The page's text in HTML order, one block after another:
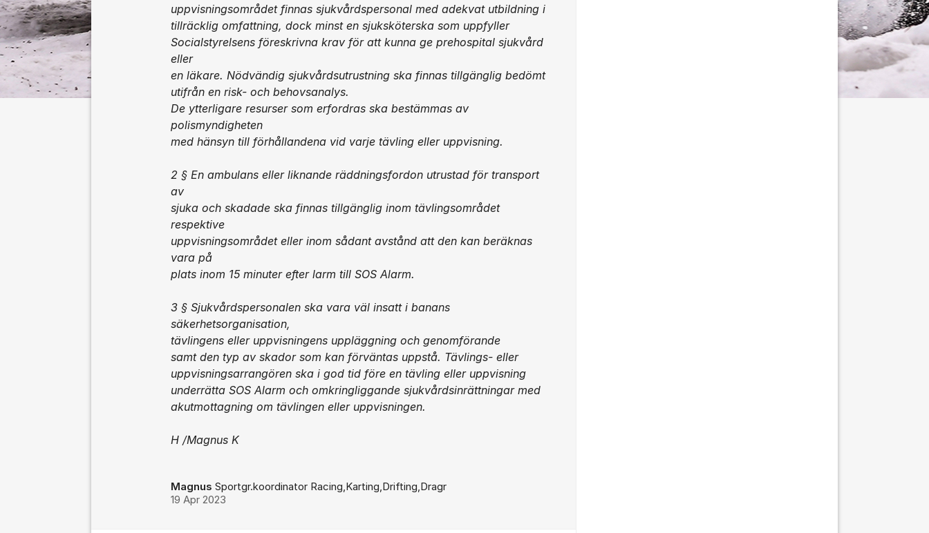
uppvisningsområdet finnas sjukvårdspersonal med adekvat utbildning i
tillräcklig omfattning, dock minst en sjuksköterska som uppfyller
Socialstyrelsens föreskrivna krav för att kunna ge prehospital sjukvård
eller
en läkare. Nödvändig sjukvårdsutrustning ska finnas tillgänglig bedömt
utifrån en risk- och behovsanalys.
De ytterligare resurser som erfordras ska bestämmas av
polismyndigheten
med hänsyn till förhållandena vid varje tävling eller uppvisning.
2 § En ambulans eller liknande räddningsfordon utrustad för transport
av
sjuka och skadade ska finnas tillgänglig inom tävlingsområdet
respektive
uppvisningsområdet eller inom sådant avstånd att den kan beräknas
vara på
plats inom 15 minuter efter larm till SOS Alarm.
3 § Sjukvårdspersonalen ska vara väl insatt i banans
säkerhetsorganisation,
tävlingens eller uppvisningens uppläggning och genomförande
samt den typ av skador som kan förväntas uppstå. Tävlings- eller
uppvisningsarrangören ska i god tid före en tävling eller uppvisning
underrätta SOS Alarm och omkringliggande sjukvårdsinrättningar med
akutmottagning om tävlingen eller uppvisningen.
H /Magnus K
Magnus Sportgr.koordinator Racing,Karting,Drifting,Dragr
19 Apr 2023